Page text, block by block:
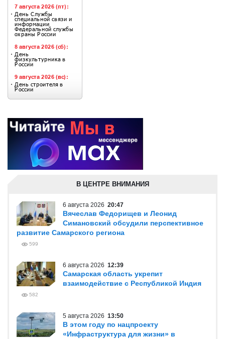
В ЦЕНТРЕ ВНИМАНИЯ
6 августа 2026 20:47
Вячеслав Федорищев и Леонид
Симановский обсудили перспективное
развитие Самарского региона
599
6 августа 2026 12:39
Самарская область укрепит
взаимодействие с Республикой Индия
582
5 августа 2026 13:50
В этом году по нацпроекту
«Инфраструктура для жизни» в